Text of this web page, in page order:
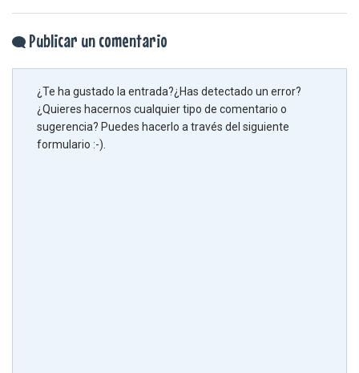
Publicar un comentario
¿Te ha gustado la entrada?¿Has detectado un error?
¿Quieres hacernos cualquier tipo de comentario o
sugerencia? Puedes hacerlo a través del siguiente
formulario :-).